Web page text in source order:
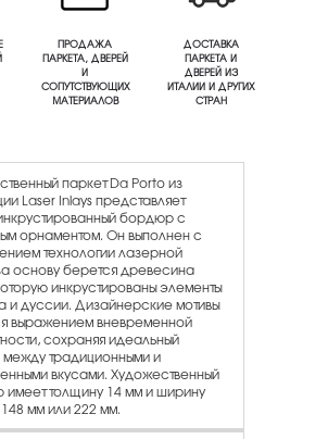
ПРОДАЖА
ПАРКЕТА, ДВЕРЕЙ
И
СОПУТСТВУЮЩИХ
МАТЕРИАЛОВ
ДОСТАВКА
ПАРКЕТА И
ДВЕРЕЙ ИЗ
ИТАЛИИ И ДРУГИХ
СТРАН
паркет Da Porto из
Laser Inlays представляет
бордюр с
орнаментом. Он выполнен с
технологии лазерной
основу берется древесина
инкрустированы элементы
и дуссии. Дизайнерские мотивы
выражением вневременной
сохраняя идеальный
традиционными и
вкусами. Художественный
толщину 14 мм и ширину
мм или 222 мм.